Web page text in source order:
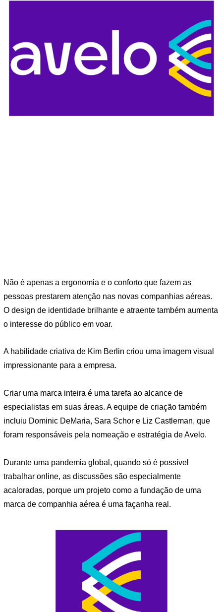
Não é apenas a ergonomia e o conforto que fazem as
pessoas prestarem atenção nas novas companhias aéreas.
O design de identidade brilhante e atraente também aumenta
o interesse do público em voar.
A habilidade criativa de Kim Berlin criou uma imagem visual
impressionante para a empresa.
Criar uma marca inteira é uma tarefa ao alcance de
especialistas em suas áreas. A equipe de criação também
incluiu Dominic DeMaria, Sara Schor e Liz Castleman, que
foram responsáveis ​​pela nomeação e estratégia de Avelo.
Durante uma pandemia global, quando só é possível
trabalhar online, as discussões são especialmente
acaloradas, porque um projeto como a fundação de uma
marca de companhia aérea é uma façanha real.